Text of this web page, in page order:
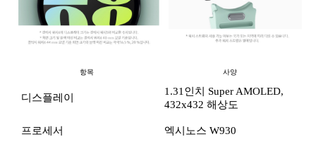
항목 사양
디스플레이
1.31인치 Super AMOLED,
432x432 해상도
프로세서 엑시노스 W930